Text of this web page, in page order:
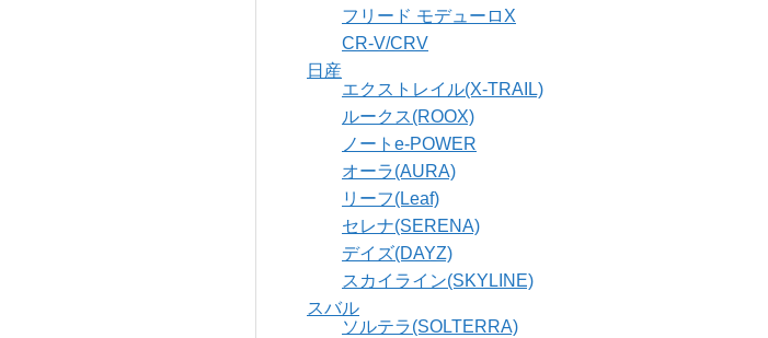
フリード モデューロX
CR-V/CRV
日産
エクストレイル(X-TRAIL)
ルークス(ROOX)
ノートe-POWER
オーラ(AURA)
リーフ(Leaf)
セレナ(SERENA)
デイズ(DAYZ)
スカイライン(SKYLINE)
スバル
ソルテラ(SOLTERRA)